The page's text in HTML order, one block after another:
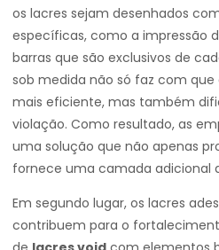
os lacres sejam desenhados
específicas, como a impressão
barras que são exclusivos de
sob medida não só faz com
mais eficiente, mas também
violação. Como resultado, as
uma solução que não apenas
fornece uma camada adicional
Em segundo lugar, os lacres
contribuem para o